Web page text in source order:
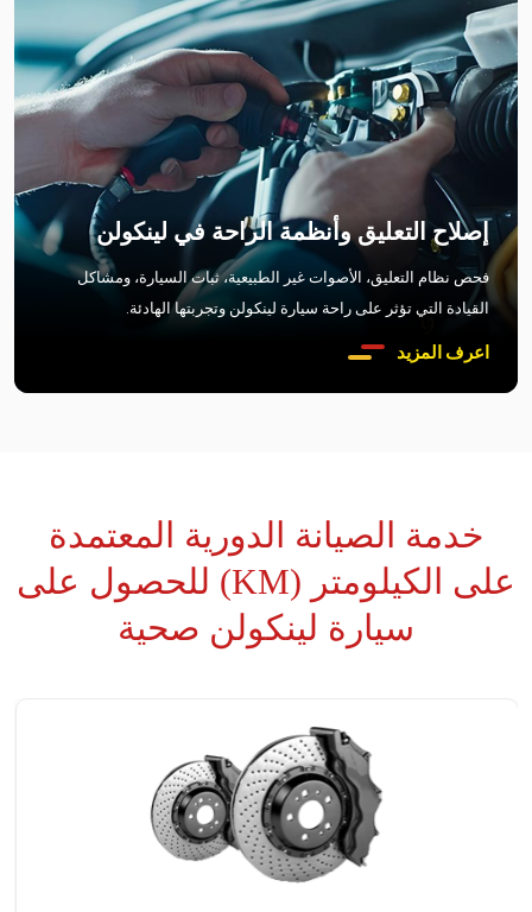
إصلاح التعليق وأنظمة الراحة في لينكولن
فحص نظام التعليق، الأصوات غير الطبيعية، ثبات السيارة، ومشاكل
القيادة التي تؤثر على راحة سيارة لينكولن وتجربتها الهادئة.
اعرف المزيد
خدمة الصيانة الدورية المعتمدة
على الكيلومتر (KM) للحصول على
سيارة لينكولن صحية